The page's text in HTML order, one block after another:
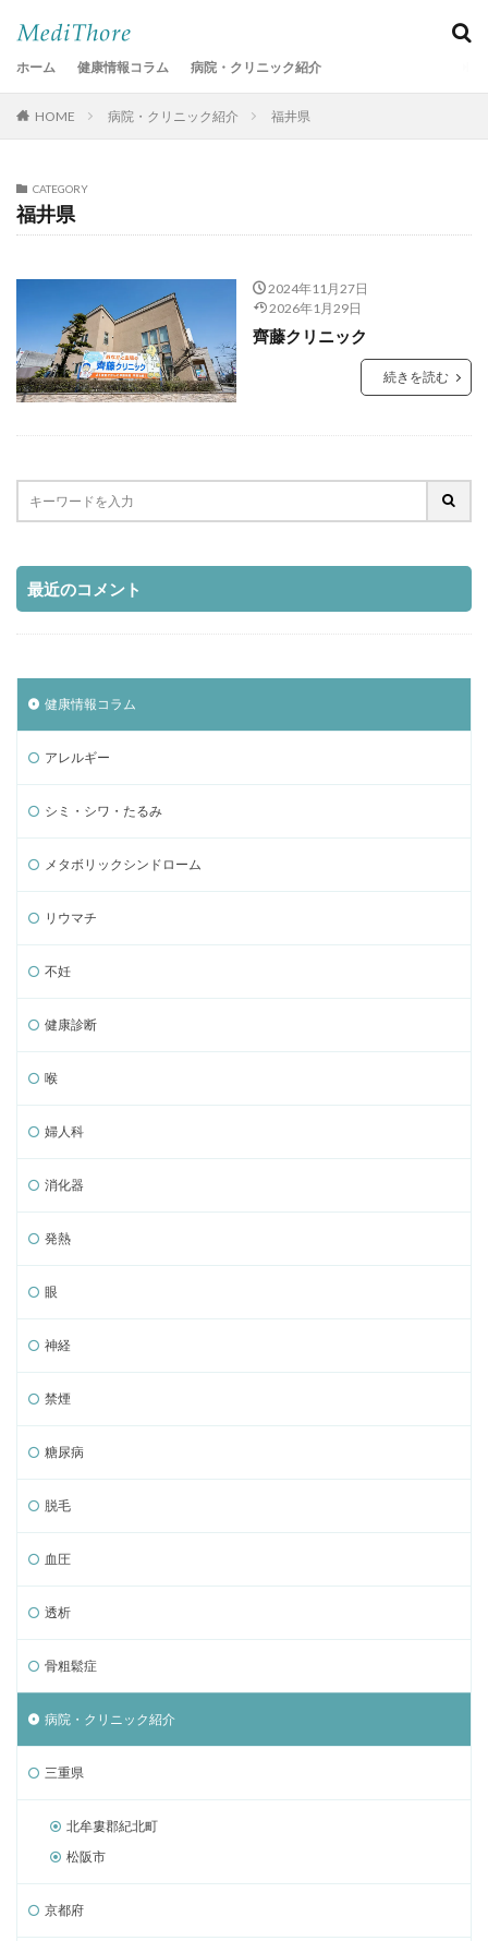
ホーム 健康情報コラム 病院・クリニック紹介
HOME 病院・クリニック紹介 福井県
CATEGORY
福井県
2024年11月27日
2026年1月29日
齊藤クリニック
続きを読む
最近のコメント
健康情報コラム
アレルギー
シミ・シワ・たるみ
メタボリックシンドローム
リウマチ
不妊
健康診断
喉
婦人科
消化器
発熱
眼
神経
禁煙
糖尿病
脱毛
血圧
透析
骨粗鬆症
病院・クリニック紹介
三重県
北牟婁郡紀北町
松阪市
京都府